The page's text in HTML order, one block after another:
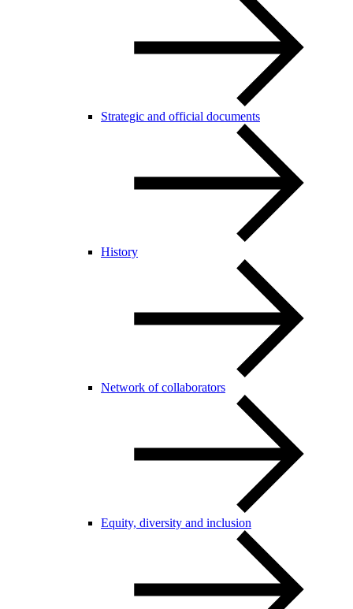
Strategic and official documents
History
Network of collaborators
Equity, diversity and inclusion